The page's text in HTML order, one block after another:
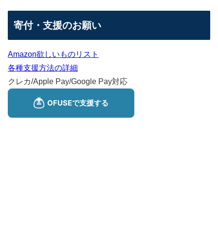
寄付・支援のお願い
Amazon欲しいものリスト
各種支援方法の詳細
クレカ/Apple Pay/Google Pay対応